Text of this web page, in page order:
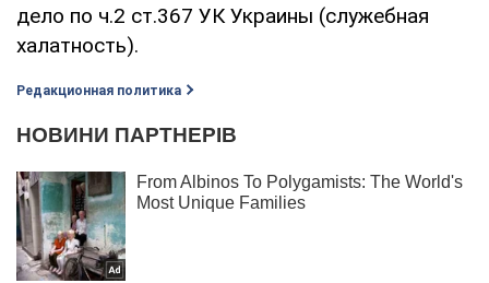
дело по ч.2 ст.367 УК Украины (служебная
халатность).
Редакционная политика